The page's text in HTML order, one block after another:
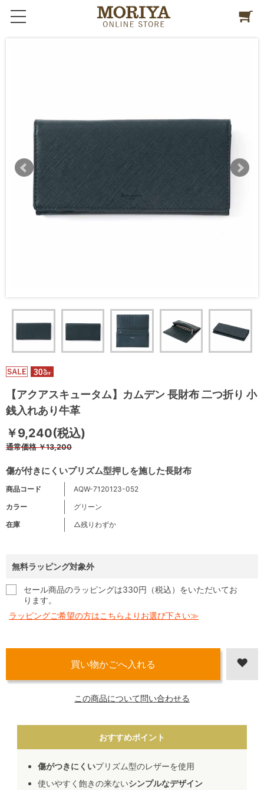
【アクアスキュータム】カムデン 長財布 二つ折り 小
銭入れあり牛革
傷が付きにくいプリズム型押しを施した長財布
￥9,240(税込)
通常価格￥13,200
商品コード
AQW-7120123-052
カラー
グリーン
在庫
△残りわずか
無料ラッピング対象外
セール商品のラッピングは330円（税込）をいただいてお
ります。
ラッピングご希望の方はこちらよりお選び下さい≫
この商品について問い合わせる
おすすめポイント
傷がつきにくいプリズム型のレザーを使用
使いやすく飽きの来ないシンプルなデザイン